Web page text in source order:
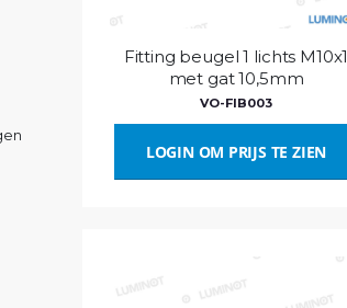
Fitting beugel 1 lichts M10x1
met gat 10,5mm
VO-FIB003
LOGIN OM PRIJS TE ZIEN